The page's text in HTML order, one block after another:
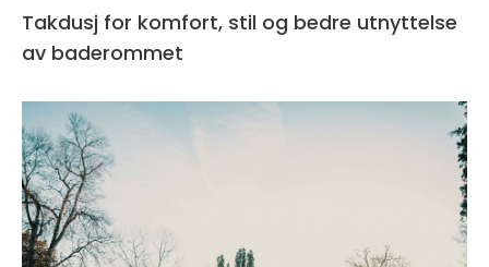
Takdusj for komfort, stil og bedre utnyttelse
av baderommet